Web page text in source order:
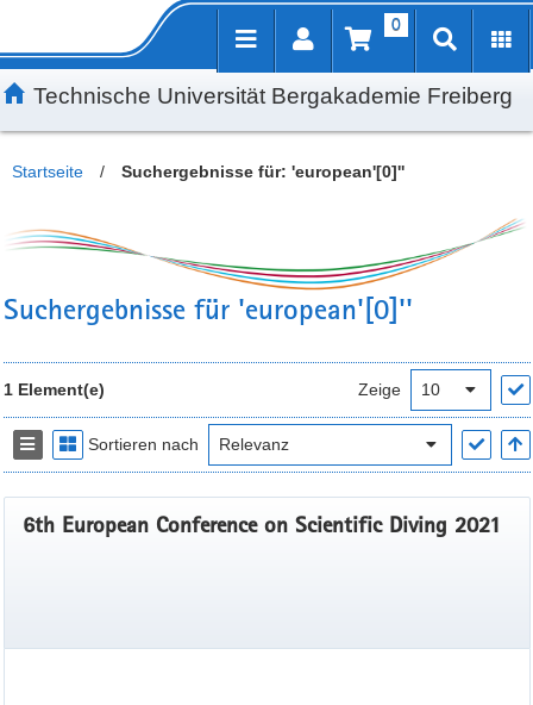
Kundenmenü
Servicemenü 0
Technische Universität Bergakademie Freiberg
Startseite / Suchergebnisse für: 'european'[0]''
Suchergebnisse für 'european'[0]''
1 Element(e) Zeige
Sortieren nach
6th European Conference on Scientific Diving 2021